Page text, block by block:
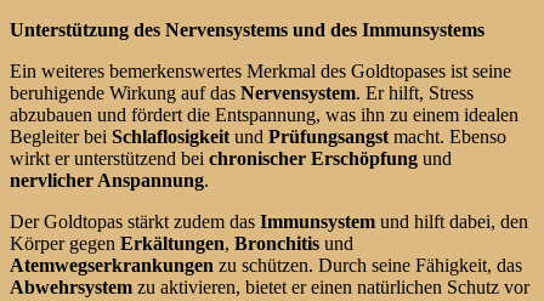
Unterstützung des Nervensystems und des Immunsystems
Ein weiteres bemerkenswertes Merkmal des Goldtopases ist seine
beruhigende Wirkung auf das Nervensystem. Er hilft, Stress
abzubauen und fördert die Entspannung, was ihn zu einem idealen
Begleiter bei Schlaflosigkeit und Prüfungsangst macht. Ebenso
wirkt er unterstützend bei chronischer Erschöpfung und
nervlicher Anspannung.
Der Goldtopas stärkt zudem das Immunsystem und hilft dabei, den
Körper gegen Erkältungen, Bronchitis und
Atemwegserkrankungen zu schützen. Durch seine Fähigkeit, das
Abwehrsystem zu aktivieren, bietet er einen natürlichen Schutz vor